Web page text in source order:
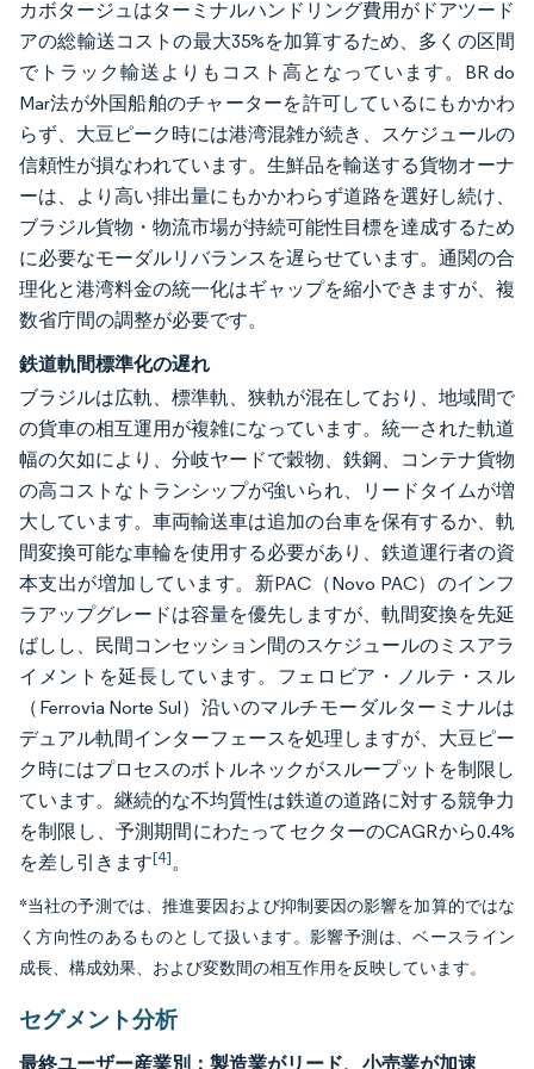
カボタージュはターミナルハンドリング費用がドアツード
アの総輸送コストの最大35%を加算するため、多くの区間
でトラック輸送よりもコスト高となっています。BR do
Mar法が外国船舶のチャーターを許可しているにもかかわ
らず、大豆ピーク時には港湾混雑が続き、スケジュールの
信頼性が損なわれています。生鮮品を輸送する貨物オーナ
ーは、より高い排出量にもかかわらず道路を選好し続け、
ブラジル貨物・物流市場が持続可能性目標を達成するため
に必要なモーダルリバランスを遅らせています。通関の合
理化と港湾料金の統一化はギャップを縮小できますが、複
数省庁間の調整が必要です。
鉄道軌間標準化の遅れ
ブラジルは広軌、標準軌、狭軌が混在しており、地域間で
の貨車の相互運用が複雑になっています。統一された軌道
幅の欠如により、分岐ヤードで穀物、鉄鋼、コンテナ貨物
の高コストなトランシップが強いられ、リードタイムが増
大しています。車両輸送車は追加の台車を保有するか、軌
間変換可能な車輪を使用する必要があり、鉄道運行者の資
本支出が増加しています。新PAC（Novo PAC）のインフ
ラアップグレードは容量を優先しますが、軌間変換を先延
ばしし、民間コンセッション間のスケジュールのミスアラ
イメントを延長しています。フェロビア・ノルテ・スル
（Ferrovia Norte Sul）沿いのマルチモーダルターミナルは
デュアル軌間インターフェースを処理しますが、大豆ピー
ク時にはプロセスのボトルネックがスループットを制限し
ています。継続的な不均質性は鉄道の道路に対する競争力
を制限し、予測期間にわたってセクターのCAGRから0.4%
を差し引きます[4]。
*当社の予測では、推進要因および抑制要因の影響を加算的ではな
く方向性のあるものとして扱います。影響予測は、ベースライン
成長、構成効果、および変数間の相互作用を反映しています。
セグメント分析
最終ユーザー産業別：製造業がリード、小売業が加速